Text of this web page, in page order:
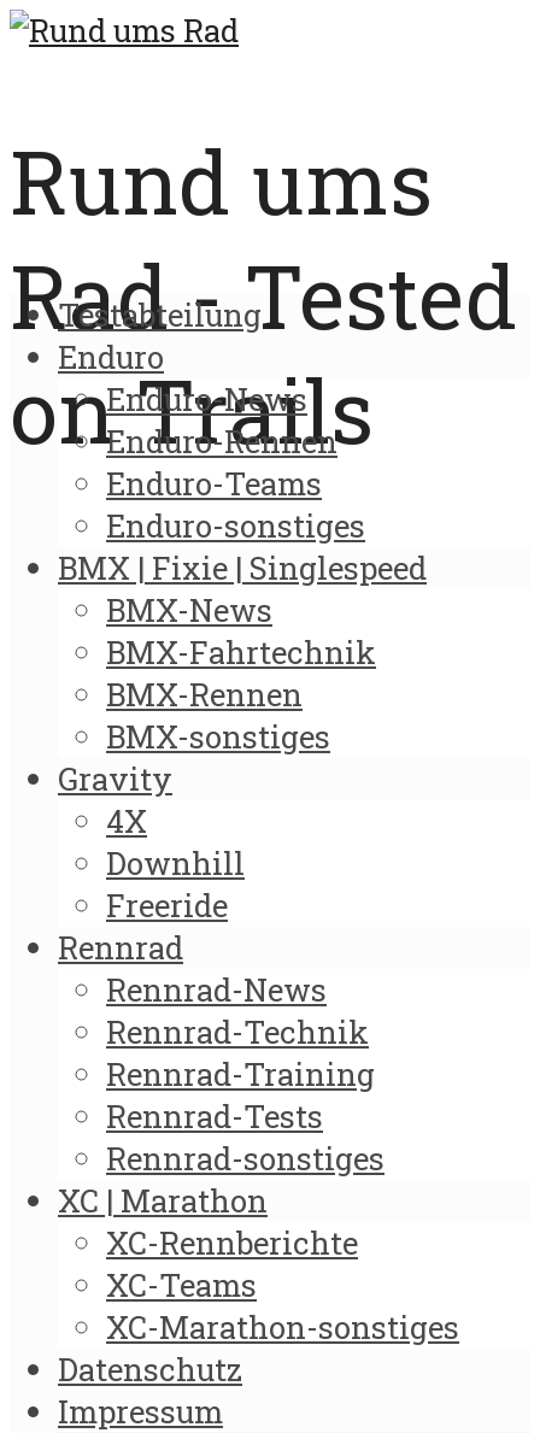
Rund ums
Rad - Tested
on Trails
Testabteilung
Enduro
Enduro-News
Enduro-Rennen
Enduro-Teams
Enduro-sonstiges
BMX | Fixie | Singlespeed
BMX-News
BMX-Fahrtechnik
BMX-Rennen
BMX-sonstiges
Gravity
4X
Downhill
Freeride
Rennrad
Rennrad-News
Rennrad-Technik
Rennrad-Training
Rennrad-Tests
Rennrad-sonstiges
XC | Marathon
XC-Rennberichte
XC-Teams
XC-Marathon-sonstiges
Datenschutz
Impressum